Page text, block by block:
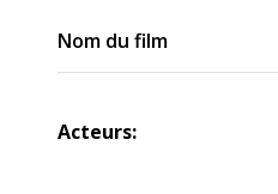
Nom du film
Acteurs: